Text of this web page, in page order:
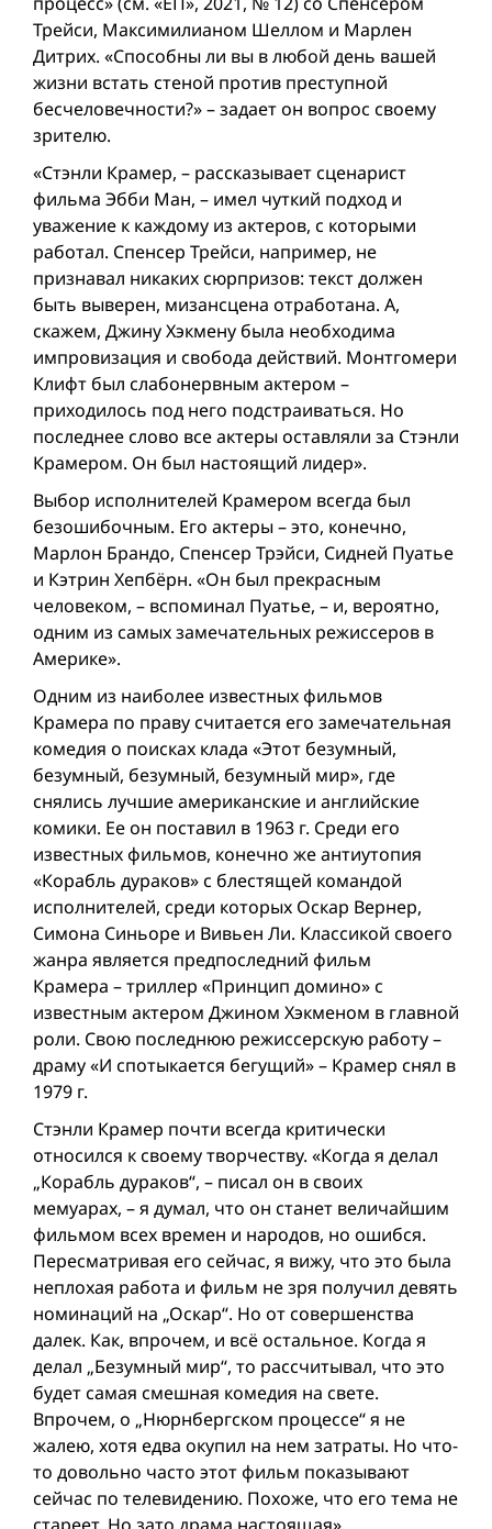
Трейси, Максимилианом Шеллом и Марлен
Дитрих. «Способны ли вы в любой день вашей
жизни встать стеной против преступной
бесчеловечности?» – задает он вопрос своему
зрителю.
«Стэнли Крамер, – рассказывает сценарист
фильма Эбби Ман, – имел чуткий подход и
уважение к каждому из актерoв, c которыми
работал. Спенсер Трейси, например, не
признавал никаких сюрпризов: текст должен
быть выверен, мизансцена отработана. А,
скажем, Джину Хэкмену была необходима
импровизация и свобода действий. Монтгомери
Клифт был слабонервным актером –
приходилось под него подстраиваться. Но
последнее слово все актеры оставляли за Стэнли
Крамером. Он был настоящий лидер».
Выбор исполнителей Крамером всегда был
безошибочным. Его актеры – это, конечно,
Марлон Брандо, Спенсер Трэйси, Сидней Пуатье
и Кэтрин Хепбёрн. «Он был прекрасным
человеком, – вспоминал Пуатье, – и, вероятно,
одним из самых замечательных режиссеров в
Америке».
Одним из наиболее известных фильмов
Крамера по праву считается его замечательная
комедия о поисках клада «Этот безумный,
безумный, безумный, безумный мир», где
снялись лучшие американские и английские
комики. Ее он поставил в 1963 г. Среди его
известных фильмов, конечно же антиутопия
«Корабль дураков» с блестящей командой
исполнителей, среди которых Оскар Вернер,
Симона Синьоре и Вивьен Ли. Классикой своего
жанра является предпоследний фильм
Крамера – триллер «Принцип домино» с
известным актером Джином Хэкменом в главной
роли. Свою последнюю режиссерскую работу –
драму «И спотыкается бегущий» – Крамер снял в
1979 г.
Стэнли Крамер почти всегда критически
относился к своему творчеству. «Когда я делал
„Корабль дураков“, – писал он в своих
мемуарах, – я думал, что он станет величайшим
фильмом всех времен и народов, но ошибся.
Пересматривая его сейчас, я вижу, что это была
неплохая работа и фильм не зря получил девять
номинаций на „Оскар“. Но от совершенства
далек. Как, впрочем, и всё остальное. Когда я
делал „Безумный мир“, то рассчитывал, что это
будет самая смешная комедия на свете.
Впрочем, о „Нюрнбергском процессе“ я не
жалею, хотя едва окупил на нем затраты. Но что-
то довольно часто этот фильм показывают
сейчас по телевидению. Похоже, что его тема не